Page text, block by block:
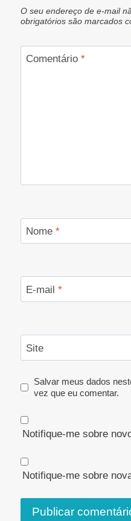
O seu endereço de e-mail
obrigatórios são marcados
Comentário *
Nome *
E-mail *
Site
Salvar meus dados
vez que eu comentar.
Notifique-me sobre
Notifique-me sobre